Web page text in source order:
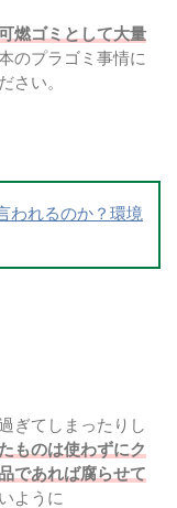
燃ゴミとして大量
のプラゴミ事情に
さい。
われるのか？環境
ぎてしまったりし
ものは使わずにク
であれば腐らせて
ように